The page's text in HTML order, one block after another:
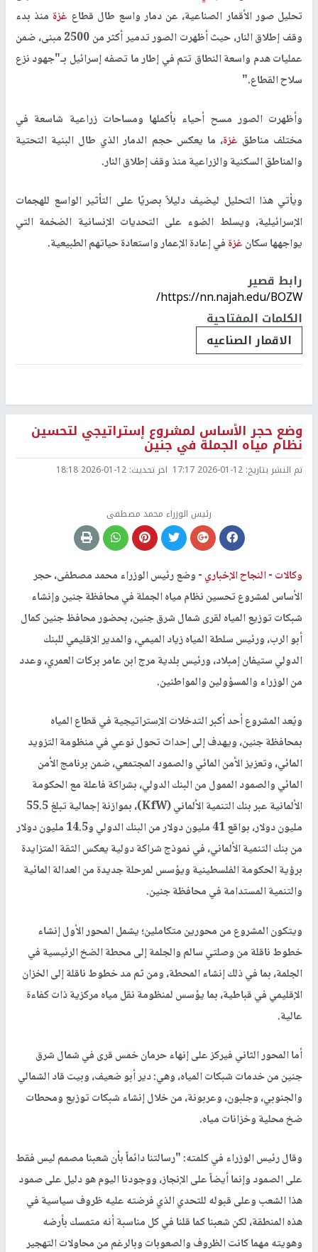
تحليل صور الأقمار الصناعية، عن دمار واسع طال قطاع غزة منذ بدء
وقف إطلاق النار، حيث أظهرت الصور تدمير أكثر من2500مبنى، ضمن
عمليات هدم واسعة النطاق تتم في إطار ما تصفه إسرائيل بـ"جهود نزع
سلاح القطاع".
وأظهرت الصور مسح أحياء بأكملها ومساحات زراعية شاسعة في
مختلف مناطق غزة، ما يعكس حجم الدمار الذي طال البنية التحتية
والمناطق السكنية والزراعية منذ وقف إطلاق النار.
ويأتي هذا التحليل ليضيف دليلاً بصريًا على التأثير الواسع للهجمات
الإسرائيلية، ويسلط الضوء على التحديات الإنسانية الضخمة التي
يواجهها سكانغزةفي إعادة الإعمار واستعادة حياتهم الطبيعية.
رابط قصير
https://nn.najah.edu/BOZW/
الكلمات المفتاحية
الاقمار الصناعيه
وضع حجر الأساس لمشروع إستراتيجي لتحسين
نظام مياه الجملة في جنين
تم النشر بتاريخ: 2026-01-12 17:17 اخر تحديث: 2026-01-12 18:18
رئيس الوزراء محمد مصطفى
وكالات -النجاح الإخباري -وضع رئيس الوزراء محمد مصطفى، حجر
الأساس لمشروع تحسين نظام مياه الجملة في محافظة جنين وإنشاء
شبكات توزيع المياه لقرى شمال شرق جنين، بحضور محافظ جنين كمال
أبو الرب، ورئيس سلطة المياه زياد الميمي، والمدير الإقليمي للبنك
الدولي ستيفان إمبلاد، ورئيس بلدية مرج ابن عامر بركات العمري، وعدد
من الوزراء والمسؤولين والمواطنين.
ويُعد المشروع أحد أكبر التدخلات الإستراتيجية في قطاع المياه
بمحافظة جنين، ويهدف إلى إحداث تحول نوعي في منظومة التزويد
المائي والصمود الممول من البنك الدولي، بشراكة فاعلة مع الحكومة
الألمانية عبر بنك التنمية الألماني (KfW)، بموازنة إجمالية تبلغ 55.5
مليون دولار، بواقع 41 مليون دولار من البنك الدولي و14.5 مليون دولار
من بنك التنمية الألماني، في نموذج شراكة دولية يعكس الثقة المتزايدة
برؤية الحكومة الفلسطينية ويؤسس لمرحلة جديدة من العدالة المائية
ويتكون المشروع من محورين متكاملين؛ يشمل المحور الأول إنشاء
خطوط ناقلة من وصلتي سالم والجلمة إلى محطة الضخ الرئيسية في
الجلمة، بما في ذلك إنشاء المحطة، ومن ثم مد خطوط ناقلة إلى الخزان
عالية.
أما المحور الثاني فيركز على إنهاء حرمان خمس قرى في شمال شرق
جنين من خدمات شبكات المياه، وهي: دير أبو ضعيف، وبيت قاد الشمالي
والجنوبي، وجلبون، وعربونة، من خلال إنشاء شبكات توزيع ومحطات